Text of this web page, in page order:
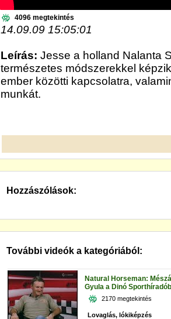
4096 megtekintés
14.09.09 15:05:01
Leírás: Jesse a holland Nalanta
természetes módszerekkel
ember közötti kapcsolatra,
munkát.
Hozzászólások:
További videók a kategóriából:
Natural Horseman:
Gyula a Dinó
2170 megtekintés
Lovaglás, lókiképzés